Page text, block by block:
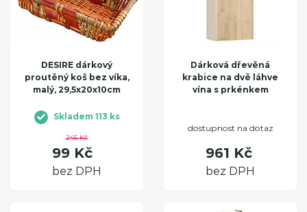
DESIRE dárkový
proutěný koš bez víka,
malý, 29,5x20x10cm
Skladem 113 ks
245 Kč
99 Kč
bez DPH
Dárková dřevěná
krabice na dvě láhve
vína s prkénkem
dostupnost na dotaz
961 Kč
bez DPH